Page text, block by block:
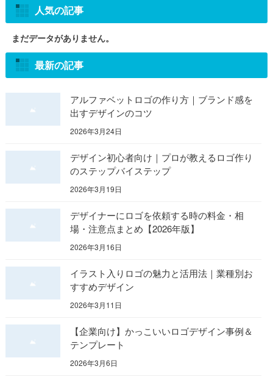
人気の記事
まだデータがありません。
最新の記事
アルファベットロゴの作り方｜ブランド感を
出すデザインのコツ
2026年3月24日
デザイン初心者向け｜プロが教えるロゴ作り
のステップバイステップ
2026年3月19日
デザイナーにロゴを依頼する時の料金・相
場・注意点まとめ【2026年版】
2026年3月16日
イラスト入りロゴの魅力と活用法｜業種別お
すすめデザイン
2026年3月11日
【企業向け】かっこいいロゴデザイン事例＆
テンプレート
2026年3月6日